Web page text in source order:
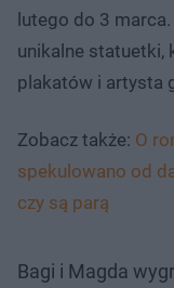
lutego do 3
unikalne statuetki,
plakatów i artysta
Zobacz także: O
spekulowano od
czy są parą
Bagi i Magda